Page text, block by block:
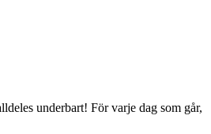
underbart! För varje dag som går,